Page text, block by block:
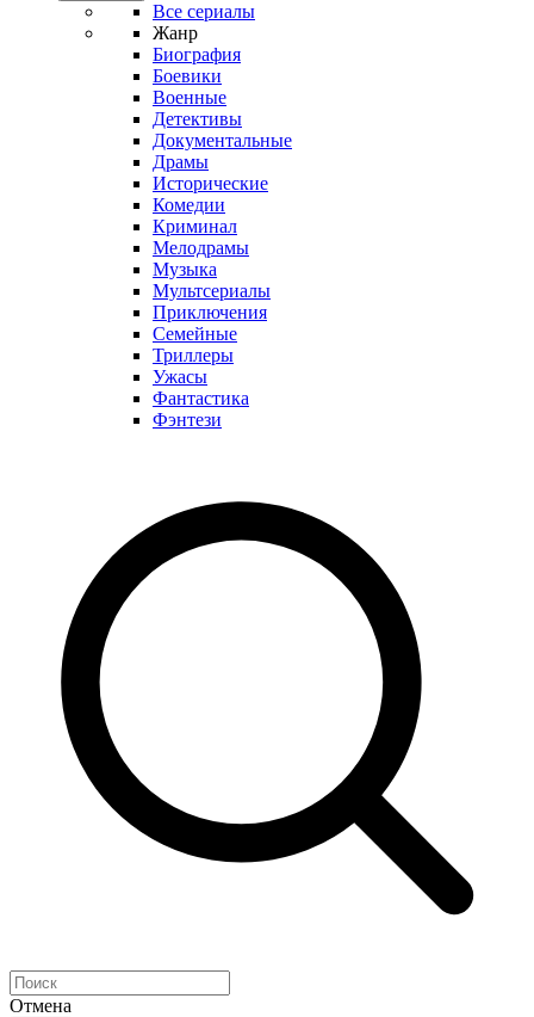
Все сериалы
Жанр
Биография
Боевики
Военные
Детективы
Документальные
Драмы
Исторические
Комедии
Криминал
Мелодрамы
Музыка
Мультсериалы
Приключения
Семейные
Триллеры
Ужасы
Фантастика
Фэнтези
Отмена